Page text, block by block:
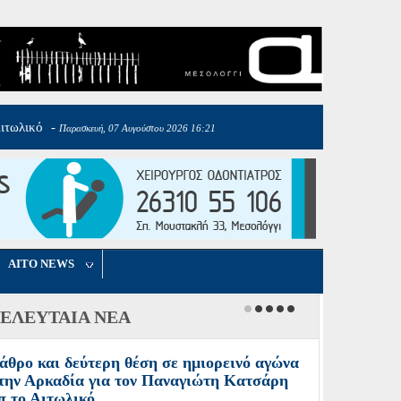
- Παρασκευή, 07 Αυγούστου 2026 16:21
AITO NEWS
ΝΕΑ
και δεύτερη θέση σε ημιορεινό αγώνα
Αρκαδία για τον Παναγιώτη Κατσάρη